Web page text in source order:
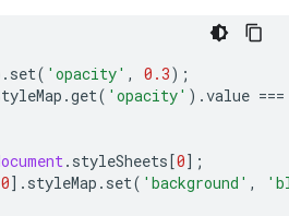
. set( 'opacity' , 0.3);
.get( 'opacity' ).value ===
. styleSheets[0];
0]. styleMap . set( 'background' ,